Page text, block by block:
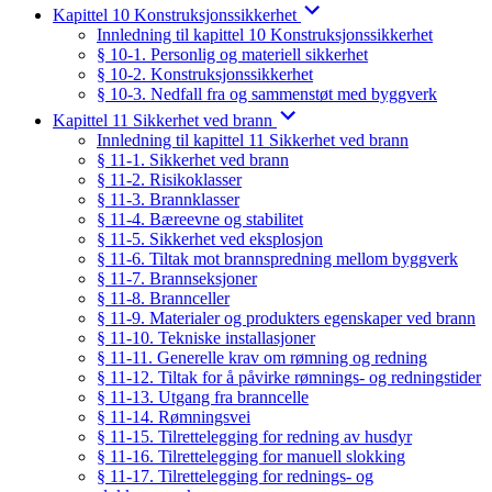
Kapittel 10 Konstruksjonssikkerhet
Innledning til kapittel 10 Konstruksjonssikkerhet
§ 10-1. Personlig og materiell sikkerhet
§ 10-2. Konstruksjonssikkerhet
§ 10-3. Nedfall fra og sammenstøt med byggverk
Kapittel 11 Sikkerhet ved brann
Innledning til kapittel 11 Sikkerhet ved brann
§ 11-1. Sikkerhet ved brann
§ 11-2. Risikoklasser
§ 11-3. Brannklasser
§ 11-4. Bæreevne og stabilitet
§ 11-5. Sikkerhet ved eksplosjon
§ 11-6. Tiltak mot brannspredning mellom byggverk
§ 11-7. Brannseksjoner
§ 11-8. Brannceller
§ 11-9. Materialer og produkters egenskaper ved brann
§ 11-10. Tekniske installasjoner
§ 11-11. Generelle krav om rømning og redning
§ 11-12. Tiltak for å påvirke rømnings- og redningstider
§ 11-13. Utgang fra branncelle
§ 11-14. Rømningsvei
§ 11-15. Tilrettelegging for redning av husdyr
§ 11-16. Tilrettelegging for manuell slokking
§ 11-17. Tilrettelegging for rednings- og